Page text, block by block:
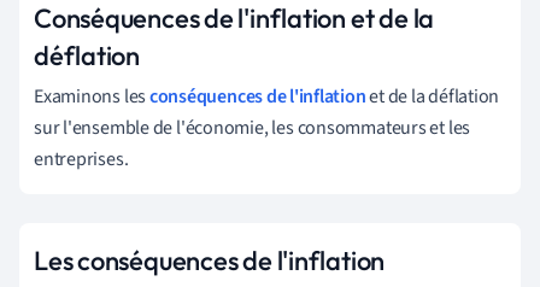
Conséquences de l'inflation et de la
déflation
Examinons lesconséquences de l'inflationet de la déflation
sur l'ensemble de l'économie, les consommateurs et les
entreprises.
Les conséquences de l'inflation